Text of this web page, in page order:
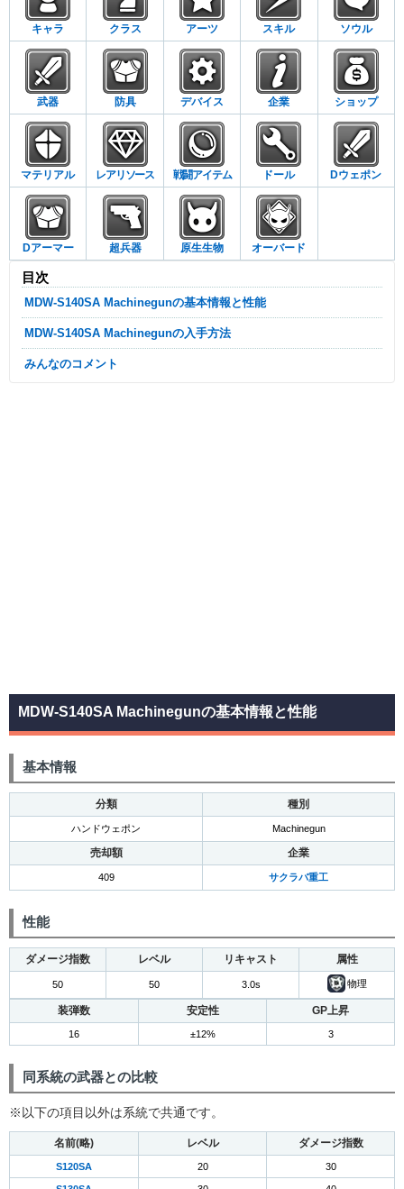
キャラ クラス アーツ スキル ソウル
武器 防具 デバイス 企業 ショップ
マテリアル レアリソース 戦闘アイテム ドール Dウェポン
Dアーマー 超兵器 原生生物 オーバード
目次
MDW-S140SA Machinegunの基本情報と性能
MDW-S140SA Machinegunの入手方法
みんなのコメント
MDW-S140SA Machinegunの基本情報と性能
基本情報
分類 種別
ハンドウェポン Machinegun
売却額 企業
409 サクラバ重工
性能
ダメージ指数 レベル リキャスト 属性
50 50 3.0s 物理
装弾数 安定性 GP上昇
16 ±12% 3
同系統の武器との比較
※以下の項目以外は系統で共通です。
名前(略) レベル ダメージ指数
S120SA 20 30